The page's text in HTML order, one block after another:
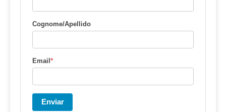
Cognome/Apellido
Email*
Enviar